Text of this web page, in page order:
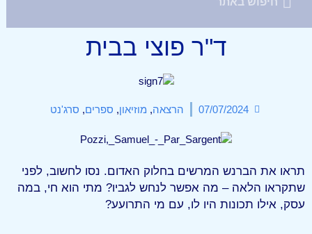
ד"ר פוצי בבית
07/07/2024 הרצאה, מוזיאון, ספרים, סרג'נט
תראו את הברנש המרשים בחלוק האדום. נסו לחשוב, לפני
שתקראו הלאה – מה אפשר לנחש לגביו? מתי הוא חי, במה
עסק, אילו תכונות היו לו, עם מי התרועע?